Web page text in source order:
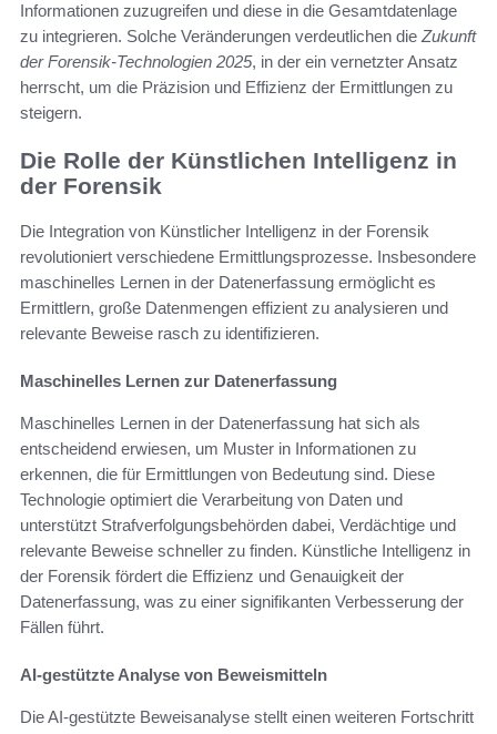
Informationen zuzugreifen und diese in die Gesamtdatenlage
zu integrieren. Solche Veränderungen verdeutlichen die Zukunft
der Forensik-Technologien 2025, in der ein vernetzter Ansatz
herrscht, um die Präzision und Effizienz der Ermittlungen zu
steigern.
Die Rolle der Künstlichen Intelligenz in
der Forensik
Die Integration von Künstlicher Intelligenz in der Forensik
revolutioniert verschiedene Ermittlungsprozesse. Insbesondere
maschinelles Lernen in der Datenerfassung ermöglicht es
Ermittlern, große Datenmengen effizient zu analysieren und
relevante Beweise rasch zu identifizieren.
Maschinelles Lernen zur Datenerfassung
Maschinelles Lernen in der Datenerfassung hat sich als
entscheidend erwiesen, um Muster in Informationen zu
erkennen, die für Ermittlungen von Bedeutung sind. Diese
Technologie optimiert die Verarbeitung von Daten und
unterstützt Strafverfolgungsbehörden dabei, Verdächtige und
relevante Beweise schneller zu finden. Künstliche Intelligenz in
der Forensik fördert die Effizienz und Genauigkeit der
Datenerfassung, was zu einer signifikanten Verbesserung der
Fällen führt.
AI-gestützte Analyse von Beweismitteln
Die AI-gestützte Beweisanalyse stellt einen weiteren Fortschritt